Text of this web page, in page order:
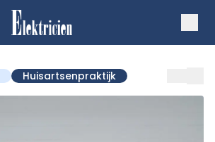
Huisartsenpraktijk